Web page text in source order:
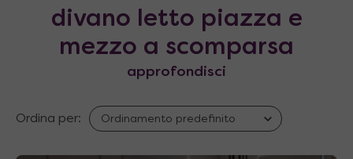
divano letto piazza e
mezzo a scomparsa
approfondisci
Ordina per: